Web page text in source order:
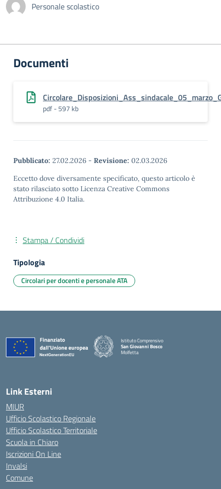
Personale scolastico
Documenti
pdf - 597 kb
Pubblicato: 27.02.2026 - Revisione: 02.03.2026
Eccetto dove diversamente specificato, questo articolo è
stato rilasciato sotto Licenza Creative Commons
Attribuzione 4.0 Italia.
Stampa / Condividi
Tipologia
Circolari per docenti e personale ATA
Istituto Comprensivo
San Giovanni Bosco
Molfetta
Link Esterni
MIUR
Ufficio Scolastico Regionale
Ufficio Scolastico Territoriale
Scuola in Chiaro
Iscrizioni On Line
Invalsi
Comune